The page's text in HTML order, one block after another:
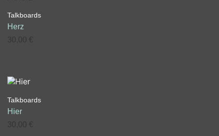
Talkboards
Herz
30,00
€
Talkboards
Hier
30,00
€